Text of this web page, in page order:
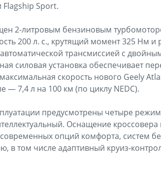
Flagship Sport.
2-литровым бензиновым
200 л. с., крутящий момент 325 Нм и
трансмиссией с
силовая установка обеспечивает
скорость нового Geely
— 7,4 л на 100 км (по циклу NEDC).
предусмотрены четыре
Оснащение
опций комфорта, систем
в том числе адаптивный круиз-